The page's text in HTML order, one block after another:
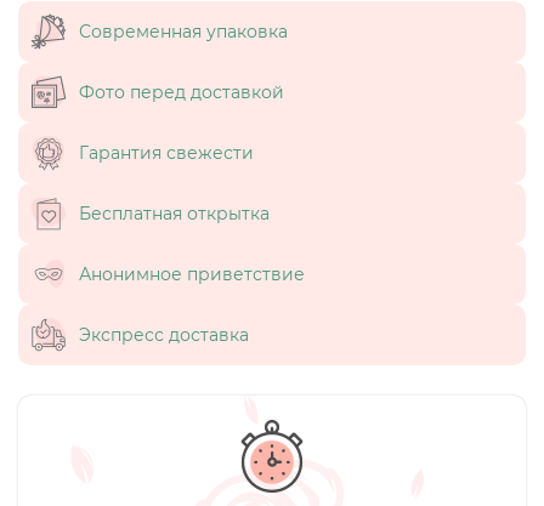
Современная упаковка
Фото перед доставкой
Гарантия свежести
Бесплатная открытка
Анонимное приветствие
Экспресс доставка